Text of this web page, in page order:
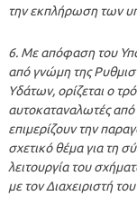
την εκπλήρωση των
6. Με απόφαση του
από γνώμη της
Υδάτων, ορίζεται ο
αυτοκαταναλωτές από
επιμερίζουν την
σχετικό θέμα για τη
λειτουργία του
με τον Διαχειριστή